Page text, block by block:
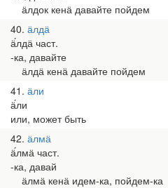
ӓлдок кенӓ давайте пойдем
40 ӓлдӓ
ӓ́лдӓ част.
-ка, давайте
ӓлдӓ кенӓ давайте пойдем
41 ӓли
ӓ́ли
или, может быть
42 ӓлмӓ
ӓ́лмӓ част.
-ка, давай
ӓлмӓ кенӓ идем-ка, пойдем-ка